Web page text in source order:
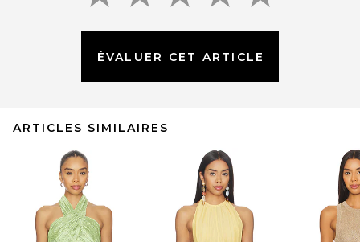
ÉVALUER CET ARTICLE
ARTICLES SIMILAIRES